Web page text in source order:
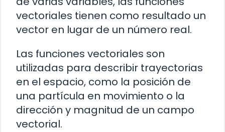
vectoriales tienen como resultado un
vector en lugar de un número real.
Las funciones vectoriales son
utilizadas para describir trayectorias
en el espacio, como la posición de
una partícula en movimiento o la
dirección y magnitud de un campo
vectorial.